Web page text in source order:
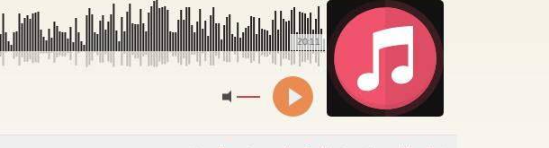
20:11